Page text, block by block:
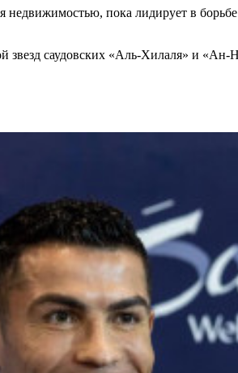
пока лидирует в
саудовских «Аль-Хилаля» и «Ан-